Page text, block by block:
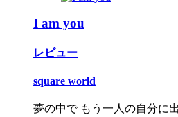
I am you
レビュー
square world
夢の中で もう一人の自分に